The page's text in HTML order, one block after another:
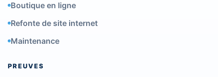
Boutique en ligne
Refonte de site internet
Maintenance
PREUVES